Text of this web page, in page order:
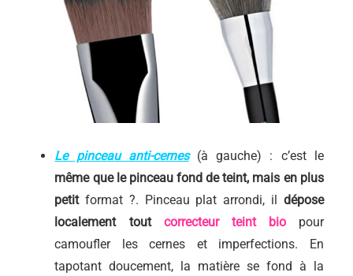
Le pinceau anti-cernes(à gauche) : c’est le
même que le pinceau fond de teint, mais en plus
petitformat ?. Pinceau plat arrondi, il dépose
localement tout correcteur teint biopour
camoufler les cernes et imperfections. En
tapotant doucement, la matière se fond à la